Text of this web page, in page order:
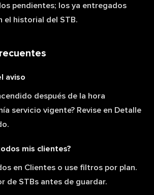
pendientes; los ya entregados
el historial del STB.
aviso
después de la hora
servicio vigente? Revise en Detalle
mis clientes?
en Clientes o use filtros por plan.
de STBs antes de guardar.